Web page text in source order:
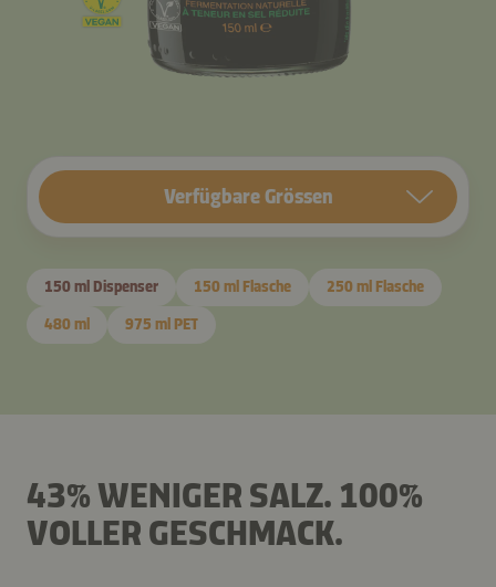
Verfügbare Grössen
150 ml Dispenser 150 ml Flasche
250 ml Flasche
480 ml
975 ml PET
43% WENIGER SALZ. 100%
VOLLER GESCHMACK.